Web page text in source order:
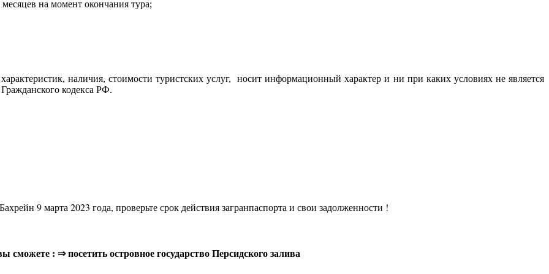
на момент окончания тура;
наличия, стоимости туристских услуг, носит информационный характер и ни при каких условиях не является
кодекса РФ.
9 марта 2023 года, проверьте срок действия загранпаспорта и свои задолженности !
сможете : ⇒ посетить островное государство Персидского залива